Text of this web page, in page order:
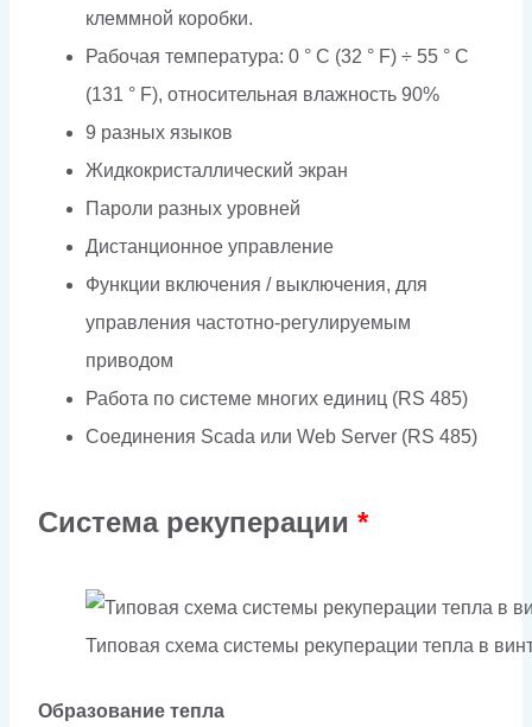
клеммной коробки.
Рабочая температура: 0 ° C (32 ° F) ÷ 55 ° C
(131 ° F), относительная влажность 90%
9 разных языков
Жидкокристаллический экран
Пароли разных уровней
Дистанционное управление
Функции включения / выключения, для
управления частотно-регулируемым
приводом
Работа по системе многих единиц (RS 485)
Соединения Scada или Web Server (RS 485)
Система рекуперации *
Типовая схема системы рекуперации тепла в
Образование тепла